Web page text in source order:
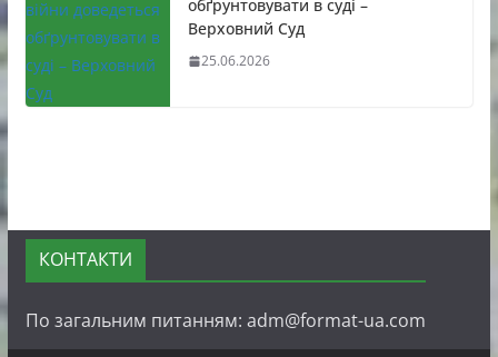
обґрунтовувати в суді –
Верховний Суд
25.06.2026
КОНТАКТИ
По загальним питанням: adm@format-ua.com